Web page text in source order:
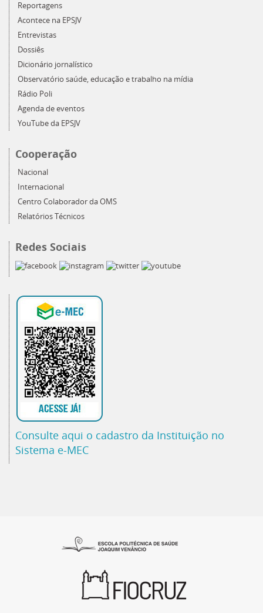
Reportagens
Acontece na EPSJV
Entrevistas
Dossiês
Dicionário jornalístico
Observatório saúde, educação e trabalho na mídia
Rádio Poli
Agenda de eventos
YouTube da EPSJV
Cooperação
Nacional
Internacional
Centro Colaborador da OMS
Relatórios Técnicos
Redes Sociais
Consulte aqui o cadastro da Instituição no
Sistema e-MEC